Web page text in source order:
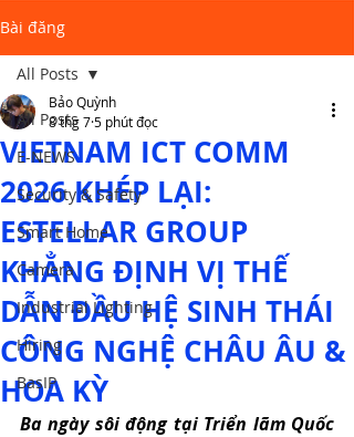
Bài đăng
All Posts
E-NEWS
Security & Safety
Smart Home
Camera
Industrial Lighting
Hiring
BasIP
All Posts
VIETNAM ICT COMM
2026 KHÉP LẠI:
ESTELLAR GROUP
KHẲNG ĐỊNH VỊ THẾ
DẪN ĐẦU HỆ SINH THÁI
CÔNG NGHỆ CHÂU ÂU &
HOA KỲ
Bảo Quỳnh
8 thg 75 phút đọc
Ba ngày sôi động tại Triển lãm Quốc